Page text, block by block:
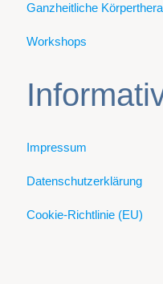
Ganzheitliche
Workshops
Impressum
Datenschutzerklärung
Cookie-Richtlinie (EU)